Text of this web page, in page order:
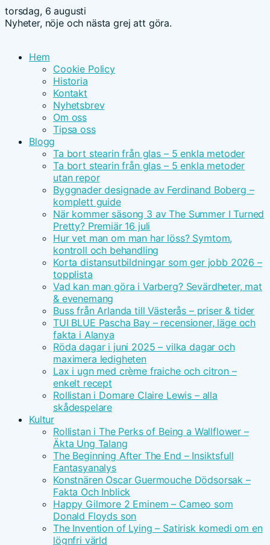
torsdag, 6 augusti
Nyheter, nöje och nästa grej att göra.
Hem
Cookie Policy
Historia
Kontakt
Nyhetsbrev
Om oss
Tipsa oss
Blogg
Ta bort stearin från glas – 5 enkla metoder
Ta bort stearin från glas – 5 enkla metoder
utan repor
Byggnader designade av Ferdinand Boberg –
komplett guide
När kommer säsong 3 av The Summer I Turned
Pretty? Premiär 16 juli
Hur vet man om man har löss? Symtom,
kontroll och behandling
Korta distansutbildningar som ger jobb 2026 –
topplista
Vad kan man göra i Varberg? Sevärdheter, mat
& evenemang
Buss från Arlanda till Västerås – priser & tider
TUI BLUE Pascha Bay – recensioner, läge och
fakta i Alanya
Röda dagar i juni 2025 – vilka dagar och
maximera ledigheten
Lax i ugn med crème fraiche och citron –
enkelt recept
Rollistan i Domare Claire Lewis – alla
skådespelare
Kultur
Rollistan i The Perks of Being a Wallflower –
Äkta Ung Talang
The Beginning After The End – Insiktsfull
Fantasyanalys
Konstnären Oscar Guermouche Dödsorsak –
Fakta Och Inblick
Happy Gilmore 2 Eminem – Cameo som
Donald Floyds son
The Invention of Lying – Satirisk komedi om en
lögnfri värld